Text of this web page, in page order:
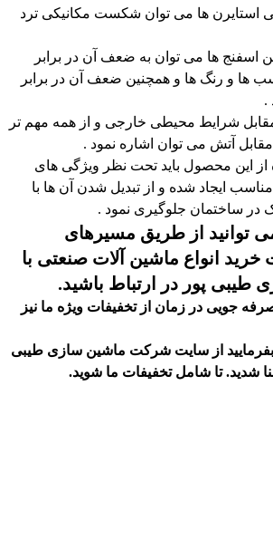
استایرن ها می توان شکست مکانیکی ترد
اسفنج ها می توان به ضعف آن در برابر
ها و رنگ ها و همچنین ضعف آن در برابر
.
مقابل شرایط محیطی خارجی و از همه مهم تر
آتش می توان اشاره نمود .
از این محصول باید تحت نظر ویژگی های
ایجاد شده و از تبدیل شدن آن ها با
در ساختمان جلوگیری نمود .
توانید از طریق مسیرهای
خرید انواع ماشین آلات صنعتی با
طیبی پور در ارتباط باشید.
صرفه جویی در زمان از تخفیفات ویژه ما نیز
از سایت شرکت ماشین سازی طیبی
شدید. تا شامل تخفیفات ما شوید.